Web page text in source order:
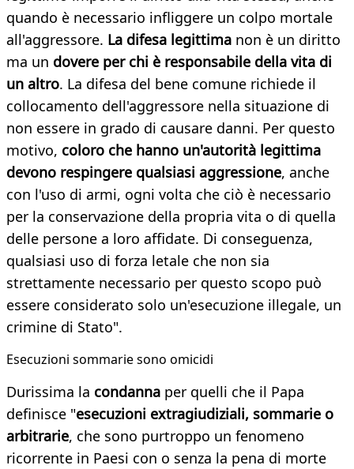
quando è necessario infliggere un colpo mortale
all'aggressore. La difesa legittima non è un diritto
ma un dovere per chi è responsabile della vita di
un altro. La difesa del bene comune richiede il
collocamento dell'aggressore nella situazione di
non essere in grado di causare danni. Per questo
motivo, coloro che hanno un'autorità legittima
devono respingere qualsiasi aggressione, anche
con l'uso di armi, ogni volta che ciò è necessario
per la conservazione della propria vita o di quella
delle persone a loro affidate. Di conseguenza,
qualsiasi uso di forza letale che non sia
strettamente necessario per questo scopo può
essere considerato solo un'esecuzione illegale, un
crimine di Stato".
Esecuzioni sommarie sono omicidi
Durissima la condanna per quelli che il Papa
definisce "esecuzioni extragiudiziali, sommarie o
arbitrarie, che sono purtroppo un fenomeno
ricorrente in Paesi con o senza la pena di morte